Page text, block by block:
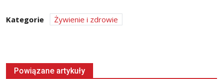
Kategorie Żywienie i zdrowie
Powiązane artykuły